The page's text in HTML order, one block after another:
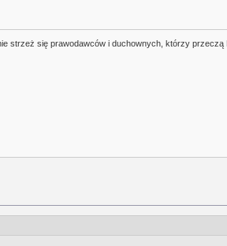
strzeż się prawodawców i duchownych, którzy przeczą